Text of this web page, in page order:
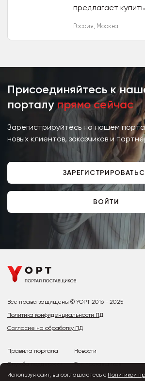
предлагает
Россия, Москва
Присоединяйтесь к
порталу прямо сейчас
Зарегистрируйтесь на нашем
новых клиентов, заказчиков и
ВОЙТИ
Все права защищены © YOPT 2016 - 2025
Политика конфиденциальности ПД
Согласие на обработку ПД
Правила портала
Служба поддержки
Контакты
Новости
Топ поставщиков
Страны и города
Используя сайт, вы соглашаетесь с Политикой